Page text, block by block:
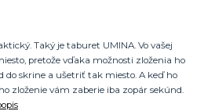
Taký je taburet UMINA. Vo vašej
pretože vďaka možnosti zloženia ho
do skrine a ušetriť tak miesto. A keď ho
zloženie vám zaberie iba zopár sekúnd.